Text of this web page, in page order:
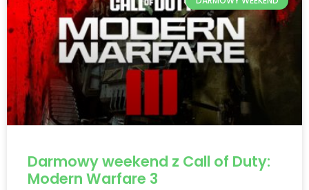
Darmowy weekend z Call of Duty:
Modern Warfare 3